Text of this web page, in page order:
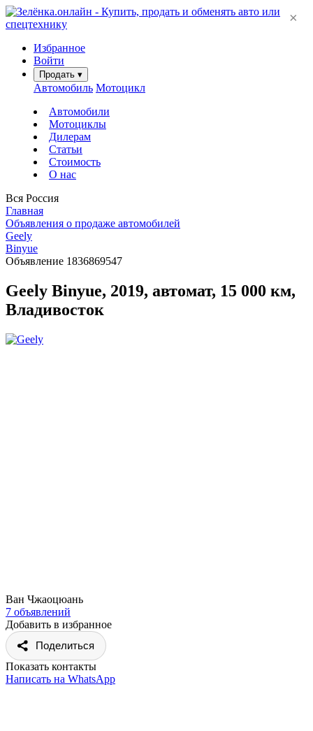
Избранное
Войти
Продать ▾
Автомобиль Мотоцикл
Автомобили
Мотоциклы
Дилерам
Статьи
Стоимость
О нас
Вся Россия
Главная
Объявления о продаже автомобилей
Geely
Binyue
Объявление 1836869547
Geely Binyue, 2019, автомат, 15 000 км,
Владивосток
Ван Чжаоцюань
7 объявлений
Добавить в избранное
Поделиться
Показать контакты
Написать на WhatsApp
×